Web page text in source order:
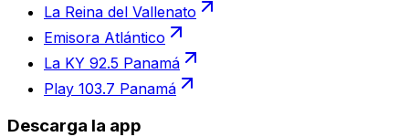
La Reina del Vallenato
Emisora Atlántico
La KY 92.5 Panamá
Play 103.7 Panamá
Descarga la app